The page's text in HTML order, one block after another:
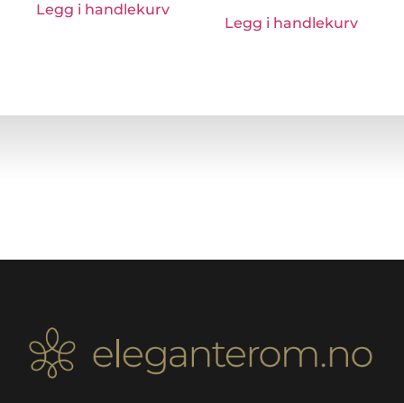
Legg i handlekurv
Legg i handlekurv